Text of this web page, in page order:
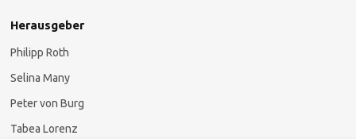
Herausgeber
Philipp Roth
Selina Many
Peter von Burg
Tabea Lorenz